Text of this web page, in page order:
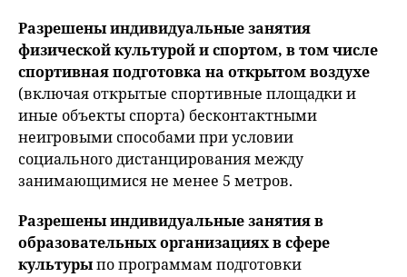
Разрешены индивидуальные занятия
физической культурой и спортом, в том числе
спортивная подготовка на открытом воздухе
(включая открытые спортивные площадки и
иные объекты спорта) бесконтактными
неигровыми способами при условии
социального дистанцирования между
занимающимися не менее 5 метров.
Разрешены индивидуальные занятия в
образовательных организациях в сфере
культурыпо программам подготовки